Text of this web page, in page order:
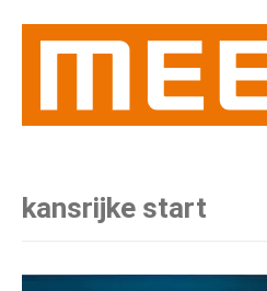
kansrijke start